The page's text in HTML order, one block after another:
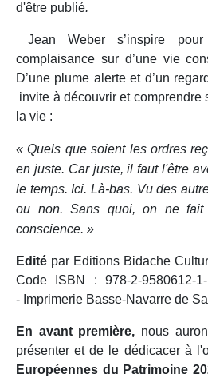
d'être publié.
Jean Weber s’inspire
complaisance sur d’une vie
D’une plume alerte et d’un
invite à découvrir et comprendre
la vie :
« Quels que soient les ordres
en juste. Car juste, il faut l'être
le temps. Ici. Là-bas. Vu des
ou non. Sans quoi, on ne fait
conscience. »
Edité par Editions Bidache
Code ISBN : 978-2-
- Imprimerie Basse-Navarre de
En avant première, nous
présenter et de le dédicacer à
Européennes du Patrimoine